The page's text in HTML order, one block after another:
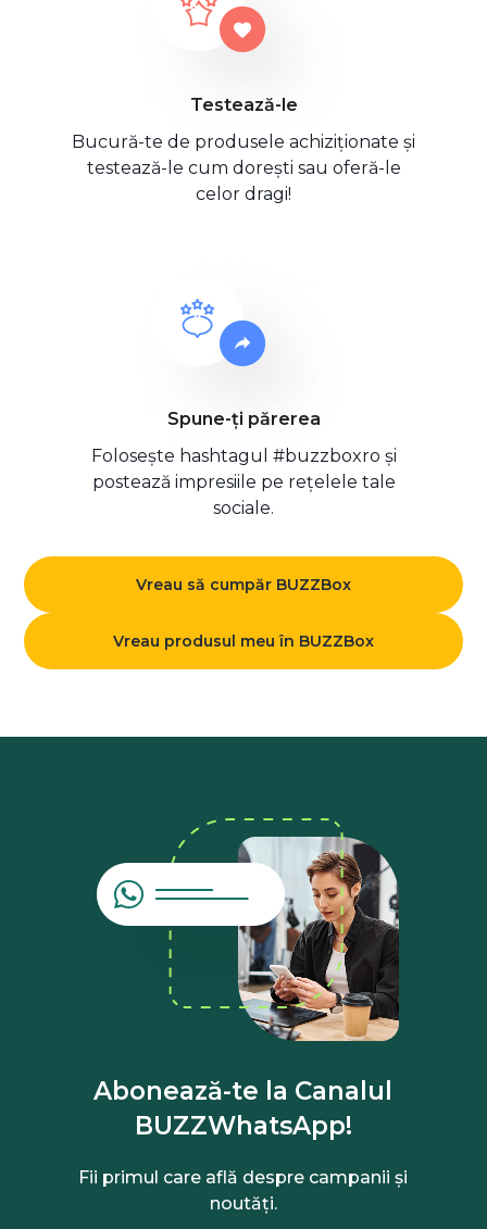
Testează-le
Bucură-te de produsele achiziționate și
testează-le cum dorești sau oferă-le
celor dragi!
Spune-ți părerea
Folosește hashtagul #buzzboxro și
postează impresiile pe rețelele tale
sociale.
Vreau să cumpăr BUZZBox
Vreau produsul meu în BUZZBox
Abonează-te la Canalul
BUZZWhatsApp!
Fii primul care află despre campanii și
noutăți.